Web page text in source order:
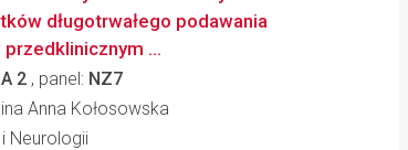
długotrwałego podawania
...
2 , panel: NZ7
Anna Kołosowska
Neurologii